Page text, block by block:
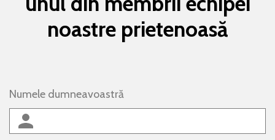
noastre prietenoasă
Numele dumneavoastră